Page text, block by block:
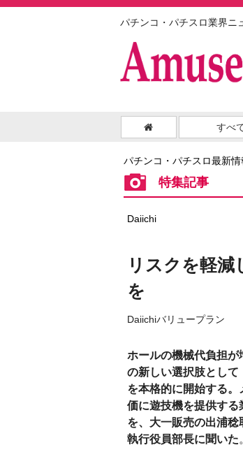
パチンコ・パチスロ業界ニ
すべ
パチンコ・パチスロ最新情
特集記事
Daiichi
リスクを軽
を
Daiichiバリュープラン
ホールの機械代負担
の新しい選択肢とし
を本格的に開始する
価に遊技機を提供す
を、大一販売の出浦
執行役員部長に聞いた